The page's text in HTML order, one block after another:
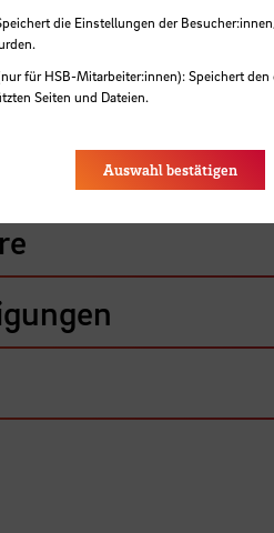
die Einstellungen der
für HSB-Mitarbeiter:innen): Speichert
Seiten und Dateien.
Auswahl bestätigen